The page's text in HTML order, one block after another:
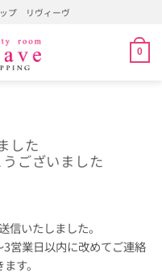
プ リヴィーヴ
0
した
ございました
信いたしました。
営業日以内に改めてご連絡
す。